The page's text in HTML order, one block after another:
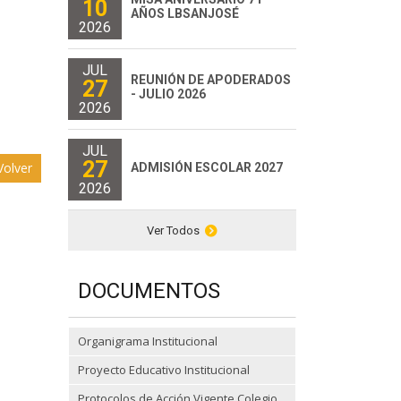
10
2026
AÑOS LBSANJOSÉ
JUL
27
2026
REUNIÓN DE APODERADOS
- JULIO 2026
JUL
27
2026
ADMISIÓN ESCOLAR 2027
Ver Todos
DOCUMENTOS
Organigrama Institucional
Proyecto Educativo Institucional